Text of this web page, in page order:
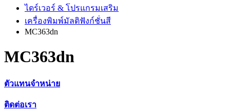
ไดร์เวอร์ & โปรแกรมเสริม
เครื่องพิมพ์มัลติฟังก์ชั่นสี
MC363dn
MC363dn
ตัวแทนจำหน่าย
ติดต่อเรา